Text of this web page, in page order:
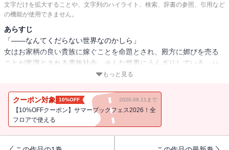
文字だけを拡大することや、文字列のハイライト、検索、辞書の参照、引用など
の機能が使用できません。
あらすじ
「――なんてくだらない世界なのかしら」
女はお家柄の良い貴族に嫁ぐことを命題とされ、殿方に媚びを売る
ことが常識とされる貴族社会。そんな世界にうんざりしている、ハ
ルミッヒ辺境伯令嬢アンナ。
とを夢見ていた。
しかしある日、隣国のアルビオン王国の侵攻を受け、出陣した父は
帰らぬ人となってしまう。
もっと見る
クーポン対象 10%OFF 2026.08.11まで
【10%OFFクーポン】サマーブックフェス2026！全
フロアで使える